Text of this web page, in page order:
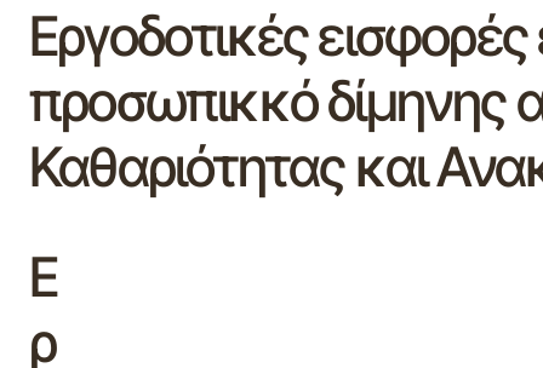
Εργοδοτικές
προσωπικκό δίμηνης
Καθαριότητας και
Ε
ρ